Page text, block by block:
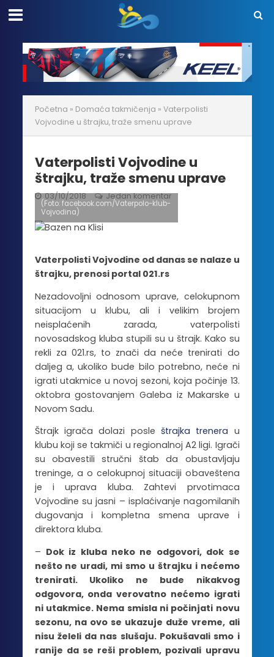
Početna » Domaća takmičenja » Vaterpolisti
Vojvodine u štrajku, traže smenu uprave
Vaterpolisti Vojvodine u
štrajku, traže smenu uprave
03/10/2018 Jedan komentar
(Foto: facebook.com/Vaterpolo-klub-
Vojvodina)
Vaterpolisti Vojvodine od danas se nalaze u
štrajku, prenosi portal 021.rs
Nezadovoljni odnosom uprave, celokupnom
situacijom u klubu, ali i velikim brojem
neisplaćenih zarada, vaterpolisti
novosadskog kluba stupili su u štrajk. Kako su
rekli za 021.rs, to znači da neće trenirati do
daljeg a, ukoliko bude bilo potrebno, neće ni
igrati utakmice u novoj sezoni, koja počinje 13.
oktobra gostovanjem Galeba iz Makarske u
Novom Sadu.
Štrajk igrača dolazi posle štrajka trenera u
klubu koji se takmiči u regionalnoj A2 ligi. Igrači
su obavestili stručni štab da obustavljaju
treninge, a o celokupnoj situaciji obaveštena
je i uprava kluba. Zahtevi prvotimaca
Vojvodine su jasni – isplaćivanje nagomilanih
dugovanja i kompletna smena uprave i
direktora kluba.
– Dok iz kluba neko ne odgovori, dok se
nešto ne uradi, mi smo u štrajku i nećemo
trenirati. Ukoliko ne bude nikakvog
odgovora, onda verovatno nećemo igrati
ni utakmice. Nema smisla ni počinjati novu
sezonu, na ovo se ukazuje duže vreme, ali
nisu želeli da nas slušaju. Pokušavali smo i
ranije da se reši problem, pozivali upravu